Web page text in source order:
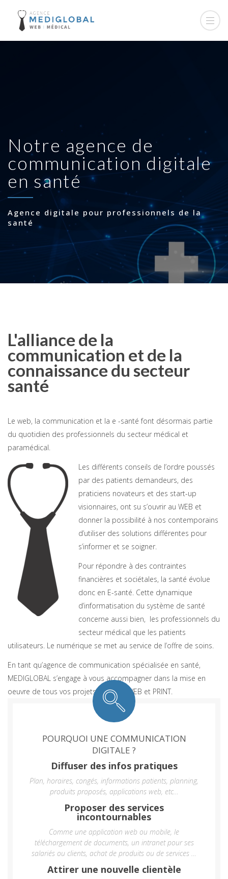
Notre agence de
communication digitale
en santé
Agence digitale pour professionnels de la
santé
L'alliance de la
communication et de la
connaissance du secteur
santé
Le web, la communication et la e -santé font désormais partie
du quotidien des professionnels du secteur médical et
paramédical.
Les différents conseils de l’ordre poussés
par des patients demandeurs, des
praticiens novateurs et des start-up
visionnaires, ont su s’ouvrir au WEB et
donner la possibilité à nos contemporains
d’utiliser des solutions différentes pour
s’informer et se soigner.
Pour répondre à des contraintes
financières et sociétales, la santé évolue
donc en E-santé. Cette dynamique
d’informatisation du système de santé
concerne aussi bien, les professionnels du
secteur médical que les patients
utilisateurs. Le numérique se met au service de l’offre de soins.
En tant qu’agence de communication spécialisée en santé,
MEDIGLOBAL s’engage à vous accompagner dans la mise en
oeuvre de tous vos projets MOBILE, WEB et PRINT.
POURQUOI UNE COMMUNICATION
DIGITALE ?
Diffuser des infos pratiques
Plan, horaires, congés, informations patients, planning,
produits proposés, applications web, etc…
Proposer des services
incontournables
Comme une application web ou mobile, le
téléchargement de documents, un intranet pour ses
salariés ou clients, achat de produits ou de services …
Attirer une nouvelle clientèle